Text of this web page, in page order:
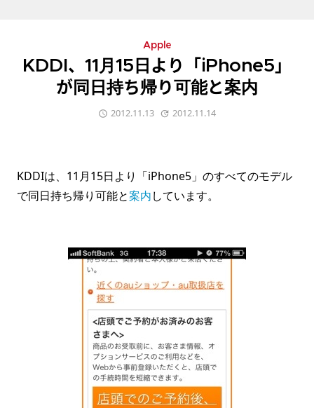
Apple
KDDI、11月15日より「iPhone5」
が同日持ち帰り可能と案内
2012.11.13 2012.11.14
KDDIは、11月15日より「iPhone5」のすべてのモデル
で同日持ち帰り可能と案内しています。